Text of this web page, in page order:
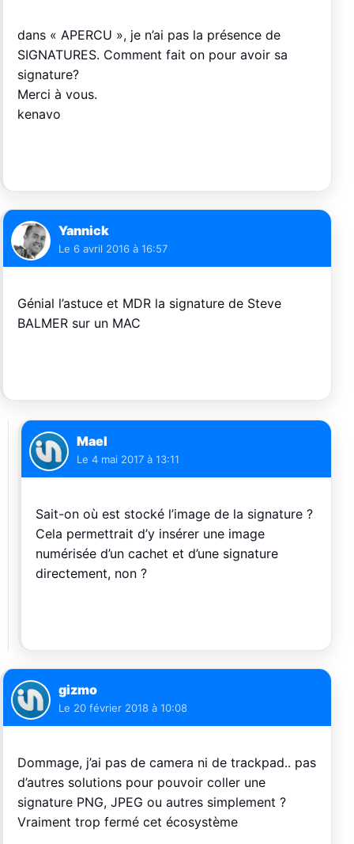
dans « APERCU », je n’ai pas la présence de
SIGNATURES. Comment fait on pour avoir sa
signature?
Merci à vous.
kenavo
Yannick
Le 6 avril 2016 à 16:57
Génial l’astuce et MDR la signature de Steve
BALMER sur un MAC
Mael
Le 4 mai 2017 à 13:11
Sait-on où est stocké l’image de la signature ?
Cela permettrait d’y insérer une image
numérisée d’un cachet et d’une signature
directement, non ?
gizmo
Le 20 février 2018 à 10:08
Dommage, j’ai pas de camera ni de trackpad.. pas
d’autres solutions pour pouvoir coller une
signature PNG, JPEG ou autres simplement ?
Vraiment trop fermé cet écosystème